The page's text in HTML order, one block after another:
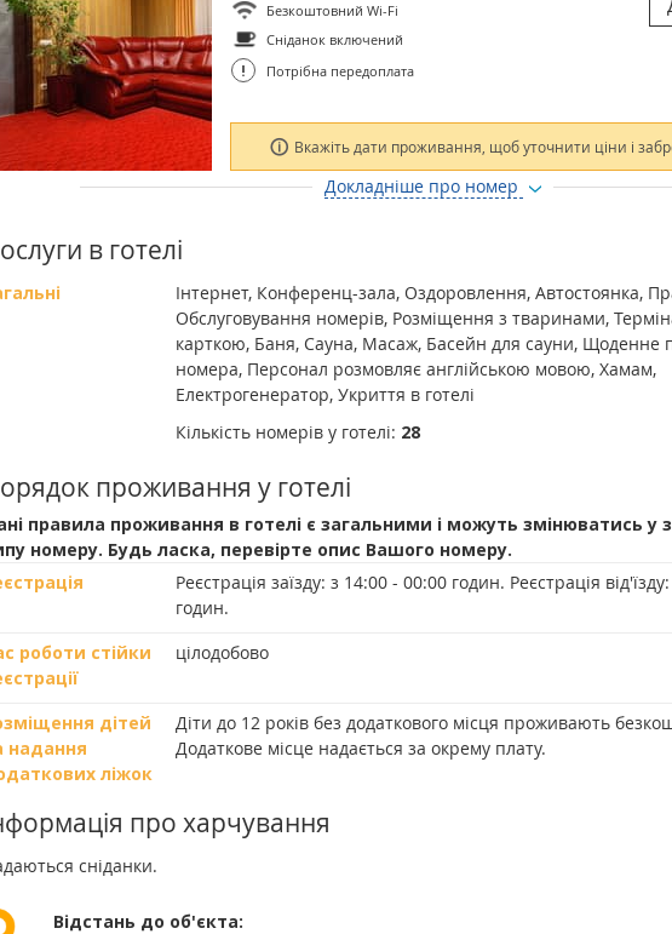
Безкоштовний Wi-Fi
Сніданок включений
! Потрібна передоплата
Вкажіть дати проживання, щоб уточнити ціни і
Докладніше про номер
в готелі
Інтернет, Конференц-зала, Оздоровлення, Автостоянка,
Обслуговування номерів, Розміщення з тваринами,
карткою, Баня, Сауна, Масаж, Басейн для сауни, Щоденне
номера, Персонал розмовляє англійською мовою, Хамам,
Електрогенератор, Укриття в готелі
Кількість номерів у готелі: 28
проживання у готелі
правила проживання в готелі є загальними і можуть змінюватись у
номеру. Будь ласка, перевірте опис Вашого номеру.
Реєстрація заїзду: з 14:00 - 00:00 годин. Реєстрація від'їзду:
годин.
роботи стійки
цілодобово
дітей
надання
ліжок
Діти до 12 років без додаткового місця проживають
Додаткове місце надається за окрему плату.
про харчування
сніданки.
Відстань до об'єкта: